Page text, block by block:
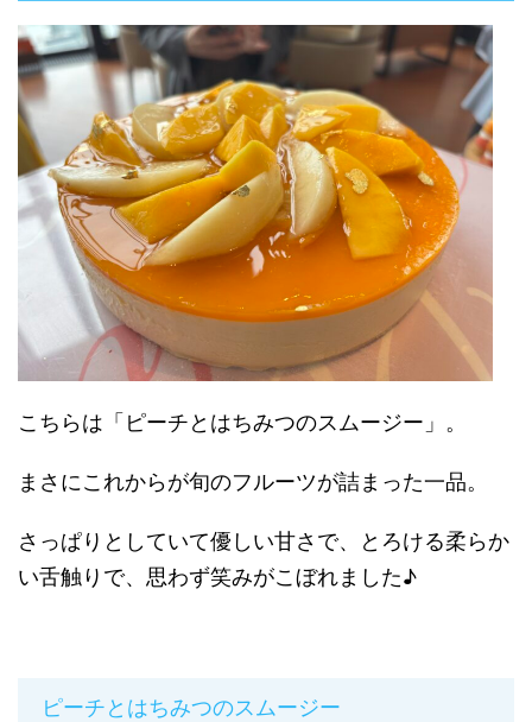
こちらは「ピーチとはちみつのスムージー」。
まさにこれからが旬のフルーツが詰まった一品。
さっぱりとしていて優しい甘さで、とろける柔らか
い舌触りで、思わず笑みがこぼれました♪
ピーチとはちみつのスムージー